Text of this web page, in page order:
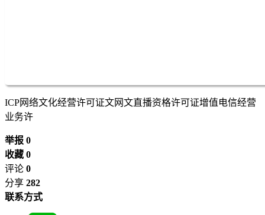
ICP网络文化经营许可证文网文直播资格许可证增值电信经营
业务许
举报 0
收藏 0
评论 0
分享 282
联系方式